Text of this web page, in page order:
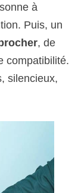
à
Puis, un
, de
compatibilité.
silencieux,